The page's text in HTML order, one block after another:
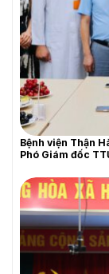
THƯ MỜI BÁO GIÁ
Bệnh viện Thận
Phó Giám đốc